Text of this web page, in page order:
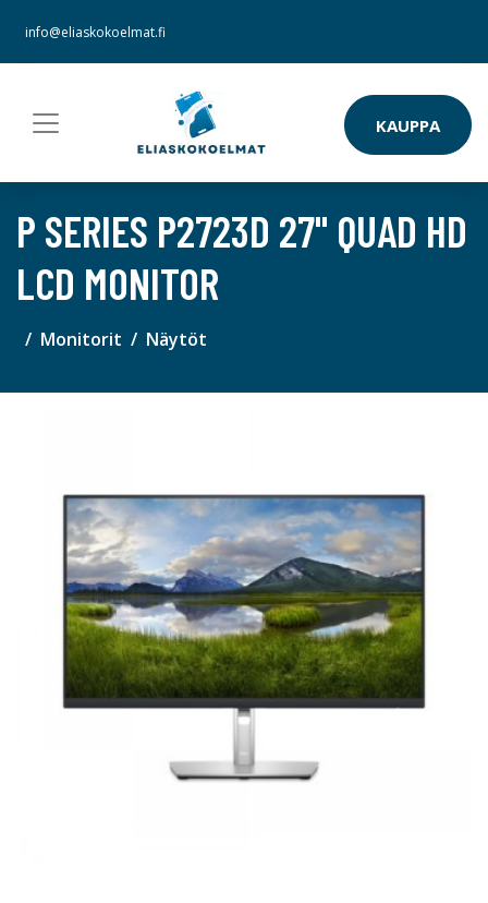
info@eliaskokoelmat.fi
KAUPPA
P SERIES P2723D 27" QUAD HD
LCD MONITOR
Monitorit Näytöt